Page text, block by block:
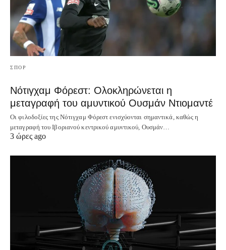
ΣΠΟΡ
Νότιγχαμ Φόρεστ: Ολοκληρώνεται η
μεταγραφή του αμυντικού Ουσμάν Ντιομαντέ
Οι φιλοδοξίες της Νότιγχαμ Φόρεστ ενισχύονται σημαντικά, καθώς η
μεταγραφή του Ιβοριανού κεντρικού αμυντικού, Ουσμάν…
3 ώρες ago